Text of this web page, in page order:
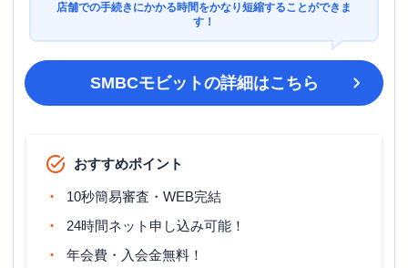
店舗での手続きにかかる時間をかなり短縮することができま
す！
SMBCモビットの詳細はこちら
おすすめポイント
10秒簡易審査・WEB完結
24時間ネット申し込み可能！
年会費・入会金無料！